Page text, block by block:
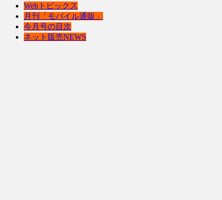
Webトピックス
月刊「モバイル通販」
今月号の目次
ネット販売NEWS